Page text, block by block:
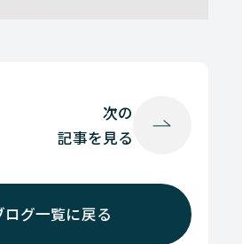
ログ一覧に戻る
次の
記事を見る